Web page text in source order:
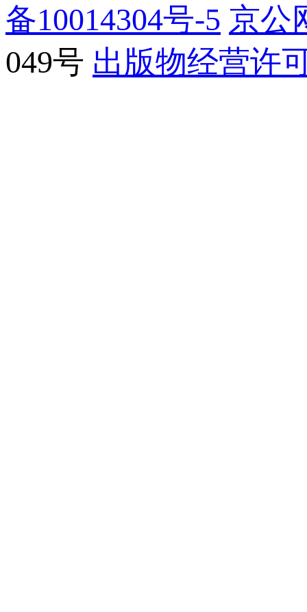
备10014304号-5 京公
049号 出版物经营许